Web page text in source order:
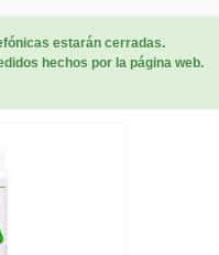
estarán cerradas.
hechos por la página web.